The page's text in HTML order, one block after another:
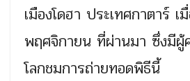
เมืองโดฮา ประเทศกาตาร์
พฤศจิกายน ที่ผ่านมา ซึ่งมีผู้
โลกชมการถ่ายทอดพิธีนี้